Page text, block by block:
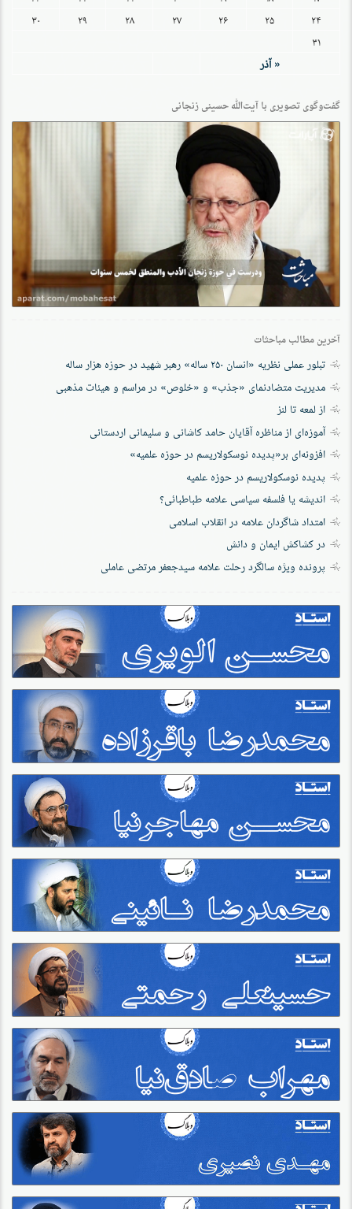
۲۴
۲۵ ۲۶ ۲۷ ۲۸ ۲۹
۳۰
۳۱
« آذر
گفت‌وگو‌ی تصویری با آیت‌الله حسینی زنجانی
آخرین مطالب مباحثات
تبلور عملی نظریه «انسان ۲۵۰ ساله» رهبر شهید در حوزه هزار ساله
مدیریت متضادنمای «جذب» و «خلوص» در مراسم و هیئات مذهبی
از لمعه تا لنز
آموزه‌ای از مناظره آقایان حامد کاشانی و سلیمانی اردستانی
افزونه‌ای بر«پدیده نوسکولاریسم در حوزه‌ علمیه»
پدیده نوسکولاریسم در حوزه علمیه
اندیشه یا فلسفه سیاسی علامه طباطبائی؟
امتداد شاگردان علامه در انقلاب اسلامی
در کشاکش ایمان و دانش
پرونده‌ ویژه سالگرد رحلت علامه سیدجعفر مرتضی عاملی